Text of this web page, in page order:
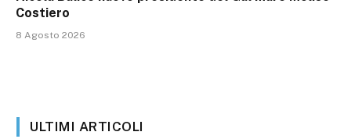
Costiero
8 Agosto 2026
ULTIMI ARTICOLI